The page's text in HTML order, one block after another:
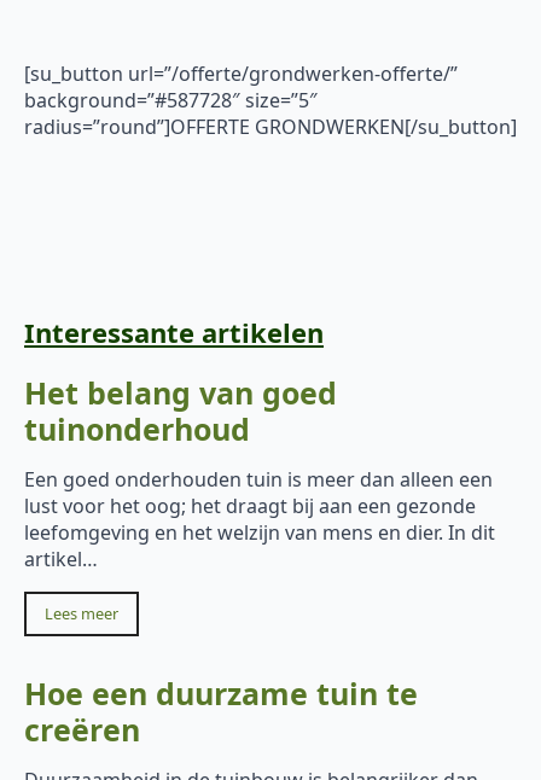
[su_button url=”/offerte/grondwerken-offerte/”
background=”#587728″ size=”5″
radius=”round”]OFFERTE GRONDWERKEN[/su_button]
Interessante artikelen
Het belang van goed
tuinonderhoud
Een goed onderhouden tuin is meer dan alleen een
lust voor het oog; het draagt bij aan een gezonde
leefomgeving en het welzijn van mens en dier. In dit
artikel…
Lees meer
Hoe een duurzame tuin te
creëren